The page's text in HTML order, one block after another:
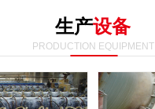
生产设备
PRODUCTION EQUIPMENT